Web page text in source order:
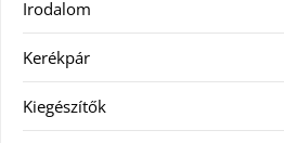
Irodalom
Kerékpár
Kiegészítők